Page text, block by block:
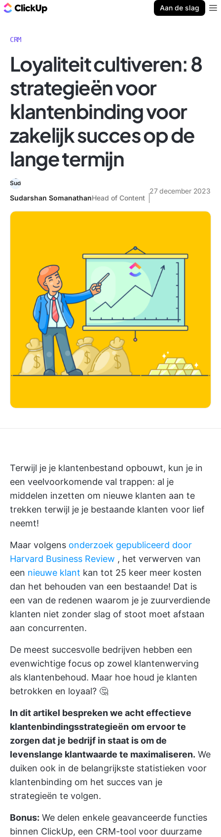
Aan de slag
CRM
Loyaliteit cultiveren: 8
strategieën voor
klantenbinding voor
zakelijk succes op de
lange termijn
Sudarshan SomanathanHead of Content
27 december 2023
Terwijl je je klantenbestand opbouwt, kun je in
een veelvoorkomende val trappen: al je
middelen inzetten om nieuwe klanten aan te
trekken terwijl je je bestaande klanten voor lief
neemt!
Maar volgens onderzoek gepubliceerd door
Harvard Business Review , het verwerven van
een nieuwe klant kan tot 25 keer meer kosten
dan het behouden van een bestaande! Dat is
een van de redenen waarom je je zuurverdiende
klanten niet zonder slag of stoot moet afstaan
aan concurrenten.
De meest succesvolle bedrijven hebben een
evenwichtige focus op zowel klantenwerving
als klantenbehoud. Maar hoe houd je klanten
betrokken en loyaal? 🤔
In dit artikel bespreken we acht effectieve
klantenbindingsstrategieën om ervoor te
zorgen dat je bedrijf in staat is om de
levenslange klantwaarde te maximaliseren. We
duiken ook in de belangrijkste statistieken voor
klantenbinding om het succes van je
strategieën te volgen.
Bonus: We delen enkele geavanceerde functies
binnen ClickUp, een CRM-tool voor duurzame